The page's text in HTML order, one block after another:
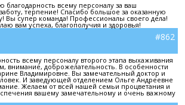
всему персоналу за ваш
терпение! Спасибо большое за оказанную
Вы супер команда! Профессионалы своего дела!
вам успеха, благополучия и здоровья!
#862
всему персоналу второго этапа выхаживания
внимание, доброжелательность. В особенности
Владимировне. Вы замечательный доктор и
И заведующей отделением Ольге Андреевне
Желаем от всей нашей семьи процветания и
вашему замечательному и очень важному